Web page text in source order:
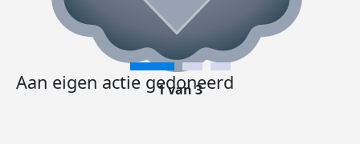
Aan eigen actie gedoneerd
1 van 3